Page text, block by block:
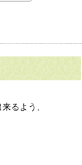
るよう、